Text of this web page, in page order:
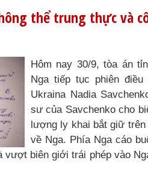
thể trung thực và
Hôm nay 30/9, tòa án
Nga tiếp tục phiên
Ukraina Nadia
sư của Savchenko cho
lượng ly khai bắt giữ
về Nga. Phía Nga cáo
vượt biên giới trái phép vào